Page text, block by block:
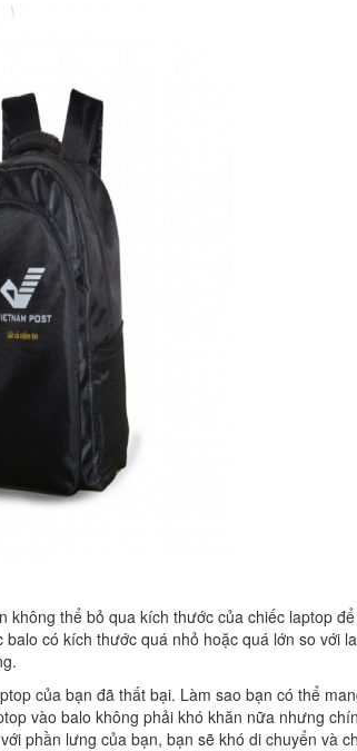
thể bỏ qua kích thước của chiếc laptop
có kích thước quá nhỏ hoặc quá lớn so với
của bạn đã thất bại. Làm sao bạn có thể
vào balo không phải khó khăn nữa nhưng
phần lưng của bạn, bạn sẽ khó di chuyển và